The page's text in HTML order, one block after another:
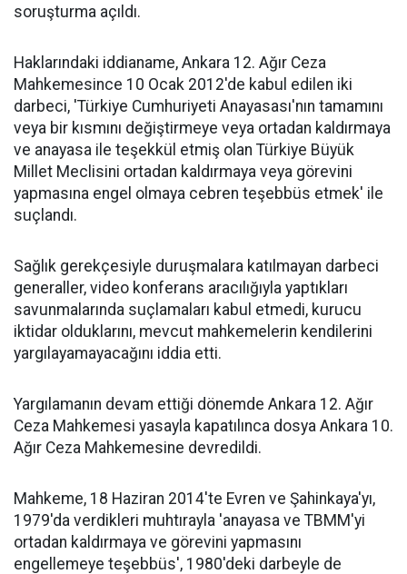
soruşturma açıldı.
Haklarındaki iddianame, Ankara 12. Ağır Ceza
Mahkemesince 10 Ocak 2012'de kabul edilen iki
darbeci, 'Türkiye Cumhuriyeti Anayasası'nın tamamını
veya bir kısmını değiştirmeye veya ortadan kaldırmaya
ve anayasa ile teşekkül etmiş olan Türkiye Büyük
Millet Meclisini ortadan kaldırmaya veya görevini
yapmasına engel olmaya cebren teşebbüs etmek' ile
suçlandı.
Sağlık gerekçesiyle duruşmalara katılmayan darbeci
generaller, video konferans aracılığıyla yaptıkları
savunmalarında suçlamaları kabul etmedi, kurucu
iktidar olduklarını, mevcut mahkemelerin kendilerini
yargılayamayacağını iddia etti.
Yargılamanın devam ettiği dönemde Ankara 12. Ağır
Ceza Mahkemesi yasayla kapatılınca dosya Ankara 10.
Ağır Ceza Mahkemesine devredildi.
Mahkeme, 18 Haziran 2014'te Evren ve Şahinkaya'yı,
1979'da verdikleri muhtırayla 'anayasa ve TBMM'yi
ortadan kaldırmaya ve görevini yapmasını
engellemeye teşebbüs', 1980'deki darbeyle de